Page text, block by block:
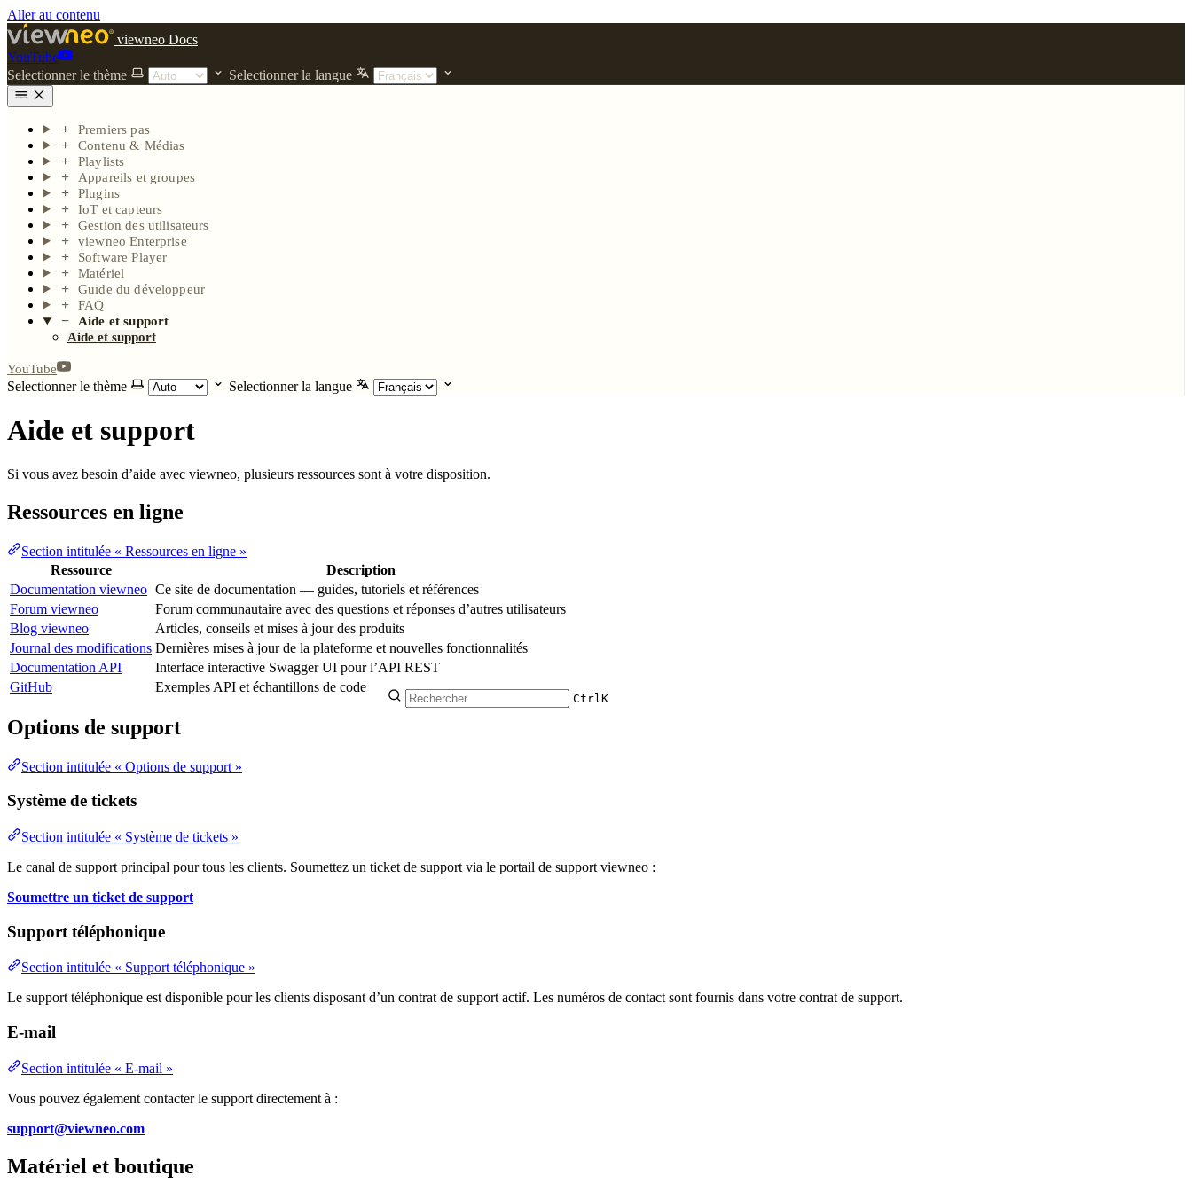
Aller au contenu
viewneo Docs
Ctrl K
YouTube
Selectionner le thème
Selectionner la langue
Premiers pas
Contenu & Médias
Playlists
Appareils et groupes
Plugins
IoT et capteurs
Gestion des utilisateurs
viewneo Enterprise
Software Player
Matériel
Guide du développeur
FAQ
Aide et support
Aide et support
YouTube
Selectionner le thème Selectionner la langue
Aide et support
Si vous avez besoin d’aide avec viewneo, plusieurs ressources sont à votre disposition.
Ressources en ligne
Section intitulée « Ressources en ligne »
Ressource
Description
Documentation viewneo Ce site de documentation — guides, tutoriels et références
Forum viewneo
Forum communautaire avec des questions et réponses d’autres utilisateurs
Blog viewneo
Articles, conseils et mises à jour des produits
Journal des modifications Dernières mises à jour de la plateforme et nouvelles fonctionnalités
Documentation API
Interface interactive Swagger UI pour l’API REST
GitHub
Exemples API et échantillons de code
Options de support
Section intitulée « Options de support »
Système de tickets
Section intitulée « Système de tickets »
Le canal de support principal pour tous les clients. Soumettez un ticket de support via le portail de support viewneo :
Soumettre un ticket de support
Support téléphonique
Section intitulée « Support téléphonique »
Le support téléphonique est disponible pour les clients disposant d’un contrat de support actif. Les numéros de contact sont fournis dans votre contrat de support.
E-mail
Section intitulée « E-mail »
Vous pouvez également contacter le support directement à :
support@viewneo.com
Matériel et boutique